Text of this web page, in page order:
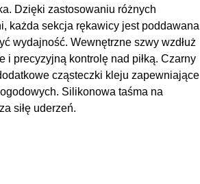
Dzięki zastosowaniu różnych
każda sekcja rękawicy jest poddawana
wydajność. Wewnętrzne szwy wzdłuż
i precyzyjną kontrolę nad piłką. Czarny
cząsteczki kleju zapewniające
Silikonowa taśma na
siłę uderzeń.